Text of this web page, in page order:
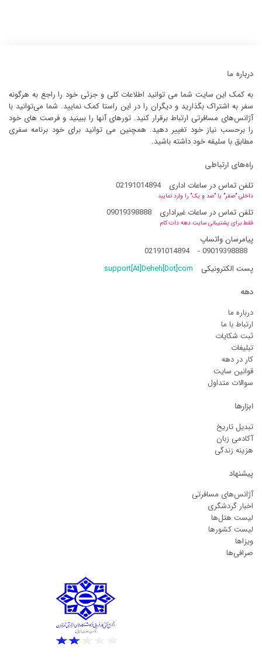
درباره ما
به کمک این سایت شما می توانید اطلاعات کلی و جزئی خود را راجع به هرگونه
سفر به اشتراک بگذارید و دیگران را در این راستا کمک نمایید. شما می‌توانید با
آژانس‌های مسافرتی ارتباط برقرار کنید. تورهای آنها را ببینید و فرصت های خود
را برحسب نیاز خود تغییر دهید. همچنین می توانید برای خود برنامه سفری
مطابق با سلیقه خود داشته باشید.
راه‌های ارتباطی
تلفن تماس در ساعات اداری
02191014894
داخلی "صفر" یا "صد و یک" را وارد نمایید
تلفن تماس در ساعات غیراداری 09019398888
فقط برای پشتیبانی سایت دهه دات کام
پیامرسان واتساپ
09019398888
-
02191014894
پست الکترونیکی
support[At]Deheh[Dot]com
دهه
درباره ما
ارتباط با ما
ثبت شکایات
تبلیغات
کار در دهه
قوانین سایت
سوالات متداول
ابزارها
تبدیل تاریخ
آکادمی زبان
هزینه زندگی
پیشنهاد
آژانس‌های مسافرتی
اخبار گردشگری
لیست هتل‌ها
لیست کشورها
ویزاها
صرافی‌ها